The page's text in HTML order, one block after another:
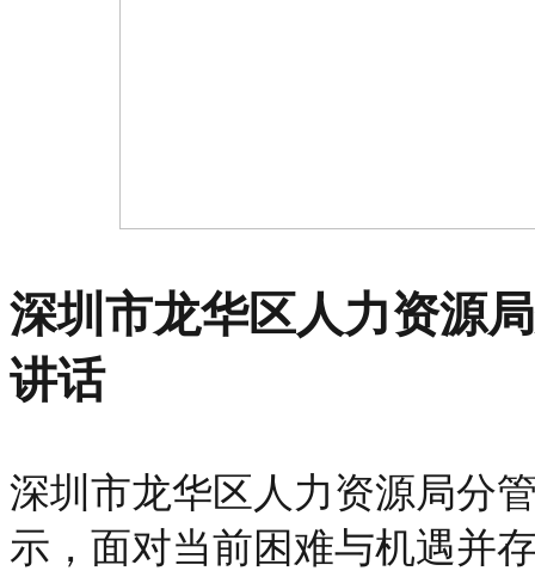
深圳市龙华区人力资源
讲话
深圳市龙华区人力资源局分
示，面对当前困难与机遇并